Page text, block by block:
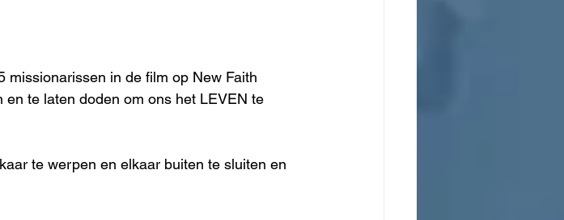
missionarissen in de film op New Faith
te laten doden om ons het LEVEN te
te werpen en elkaar buiten te sluiten en